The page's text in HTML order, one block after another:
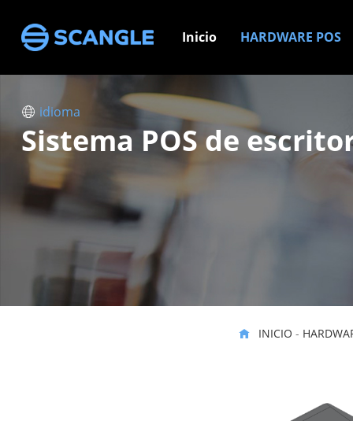
Inicio HARDWARE POS
idioma
Sistema POS de
INICIO -